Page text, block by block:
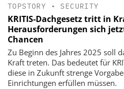
TOPSTORY • SECURITY
KRITIS-Dachgesetz tritt in
Herausforderungen sich
Chancen
Zu Beginn des Jahres 2025 soll
Kraft treten. Das bedeutet für
diese in Zukunft strenge
Einrichtungen erfüllen müssen.